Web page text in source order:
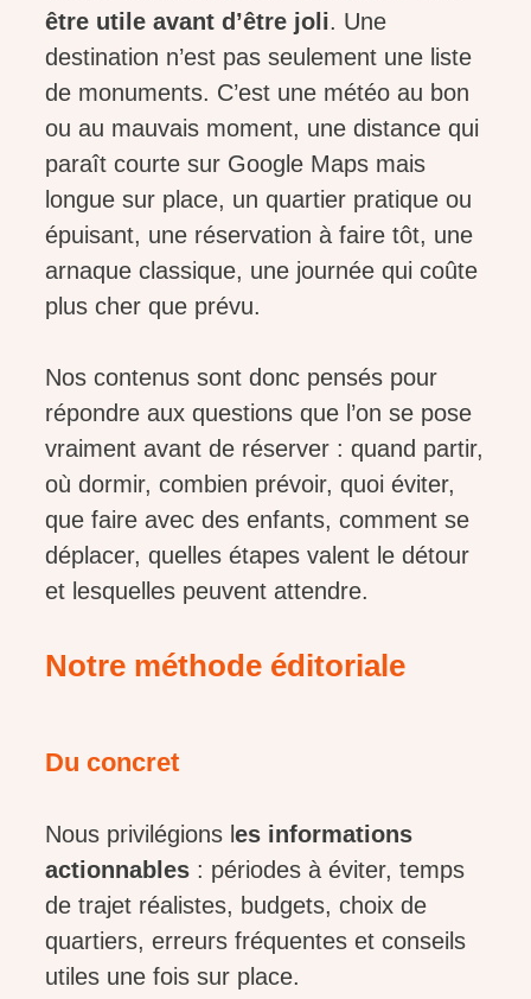
être utile avant d’être joli. Une
destination n’est pas seulement une liste
de monuments. C’est une météo au bon
ou au mauvais moment, une distance qui
paraît courte sur Google Maps mais
longue sur place, un quartier pratique ou
épuisant, une réservation à faire tôt, une
arnaque classique, une journée qui coûte
plus cher que prévu.
Nos contenus sont donc pensés pour
répondre aux questions que l’on se pose
vraiment avant de réserver : quand partir,
où dormir, combien prévoir, quoi éviter,
que faire avec des enfants, comment se
déplacer, quelles étapes valent le détour
et lesquelles peuvent attendre.
Notre méthode éditoriale
Du concret
Nous privilégions l es informations
actionnables : périodes à éviter, temps
de trajet réalistes, budgets, choix de
quartiers, erreurs fréquentes et conseils
utiles une fois sur place.